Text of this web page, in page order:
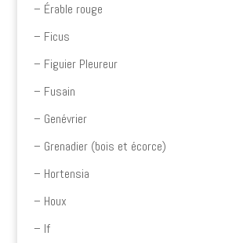
– Érable rouge
– Ficus
– Figuier Pleureur
– Fusain
– Genévrier
– Grenadier (bois et écorce)
– Hortensia
– Houx
– If